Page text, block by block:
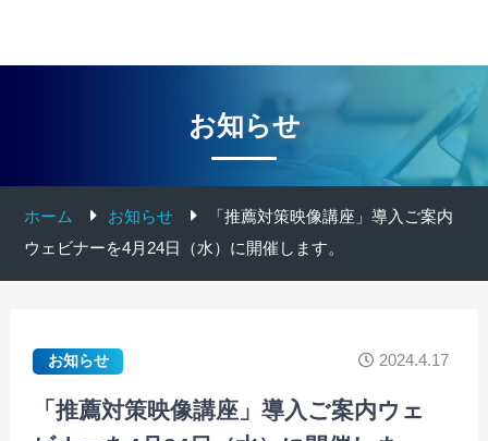
お知らせ
ホーム お知らせ
「推薦対策映像講座」導入ご案内
ウェビナーを4月24日（水）に開催します。
お知らせ 2024.4.17
「推薦対策映像講座」導入ご案内ウェ